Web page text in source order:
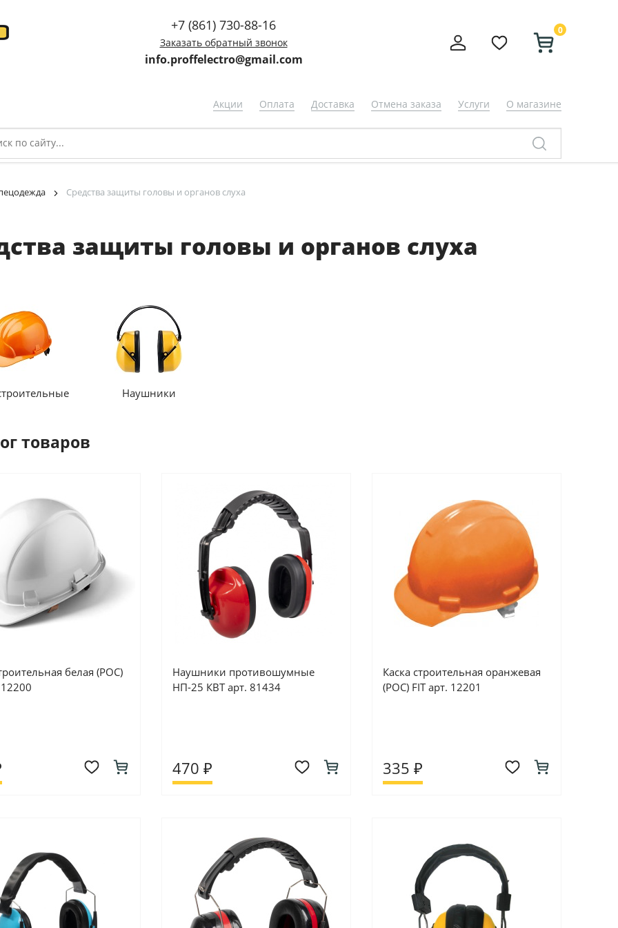
+7 (861) 730-88-16
Заказать обратный звонок
info.proffelectro@gmail.com
0
Акции Оплата Доставка Отмена заказа Услуги О магазине
Средства защиты головы и органов слуха
защиты головы и органов слуха
Наушники
товаров
белая (РОС)
Наушники противошумные
НП-25 КВТ арт. 81434
470 ₽
Каска строительная оранжевая
(РОС) FIT арт. 12201
335 ₽